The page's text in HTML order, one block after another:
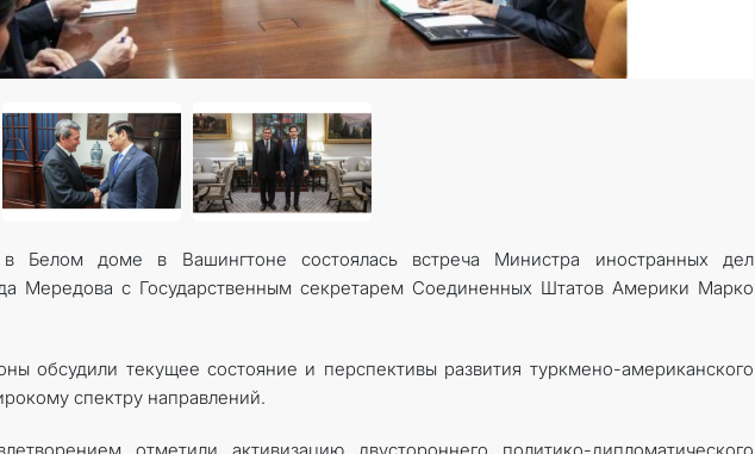
Белом доме в Вашингтоне состоялась встреча Министра иностранных дел
Мередова с Государственным секретарем Соединенных Штатов Америки Марко
обсудили текущее состояние и перспективы развития туркмено-американского
спектру направлений.